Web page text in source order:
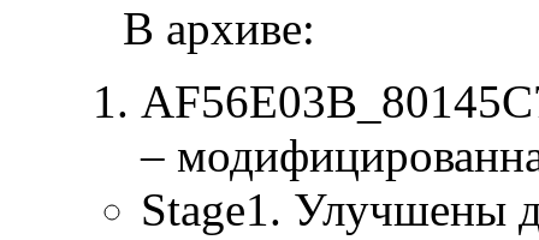
В архиве:
–
Stage1. Улучшены